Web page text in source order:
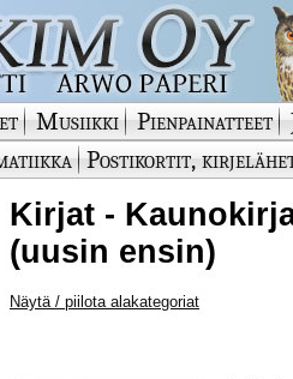
Musiikki Pienpainatteet
Postikortit,
Kirjat -
(uusin ensin)
Näytä / piilota alakategoriat